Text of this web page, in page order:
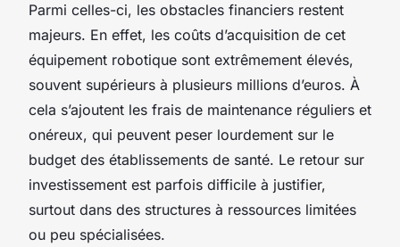
Parmi celles-ci, les obstacles financiers restent
majeurs. En effet, les coûts d’acquisition de cet
équipement robotique sont extrêmement élevés,
souvent supérieurs à plusieurs millions d’euros. À
cela s’ajoutent les frais de maintenance réguliers et
onéreux, qui peuvent peser lourdement sur le
budget des établissements de santé. Le retour sur
investissement est parfois difficile à justifier,
surtout dans des structures à ressources limitées
ou peu spécialisées.